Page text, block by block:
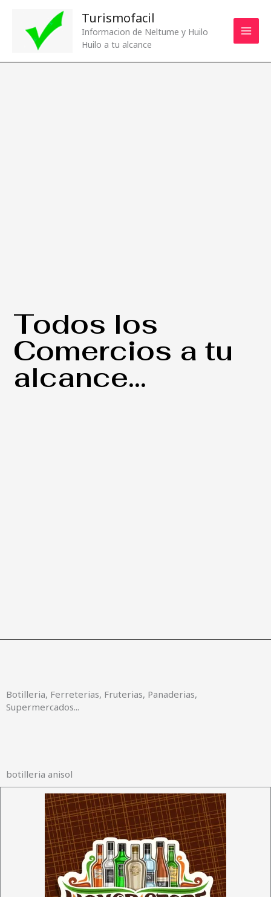
contenido
Turismofacil
Informacion de Neltume y Huilo
Huilo a tu alcance
Todos los
Comercios a tu
alcance...
Botilleria, Ferreterias, Fruterias, Panaderias,
Supermercados...
botilleria anisol